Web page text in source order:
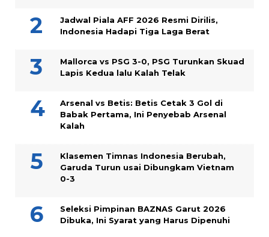
Jadwal Piala AFF 2026 Resmi Dirilis,
Indonesia Hadapi Tiga Laga Berat
Mallorca vs PSG 3-0, PSG Turunkan Skuad
Lapis Kedua lalu Kalah Telak
Arsenal vs Betis: Betis Cetak 3 Gol di
Babak Pertama, Ini Penyebab Arsenal
Kalah
Klasemen Timnas Indonesia Berubah,
Garuda Turun usai Dibungkam Vietnam
0-3
Seleksi Pimpinan BAZNAS Garut 2026
Dibuka, Ini Syarat yang Harus Dipenuhi